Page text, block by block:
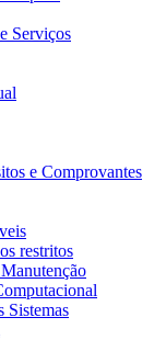
Serviços
e Comprovantes
restritos
Sistemas